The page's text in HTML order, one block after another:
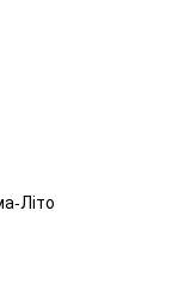
Літо